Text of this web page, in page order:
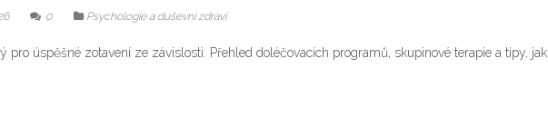
0 Psychologie a duševní zdraví
pro úspěšné zotavení ze závislosti. Přehled doléčovacích programů, skupinové terapie a tipy, jak